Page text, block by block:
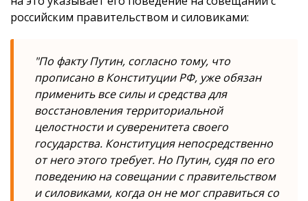
российским правительством и силовиками:
"По факту Путин, согласно тому, что
прописано в Конституции РФ, уже обязан
применить все силы и средства для
восстановления территориальной
целостности и суверенитета своего
государства. Конституция непосредственно
от него этого требует. Но Путин, судя по его
поведению на совещании с правительством
и силовиками, когда он не мог справиться со